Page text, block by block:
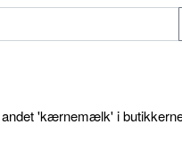
'kærnemælk' i